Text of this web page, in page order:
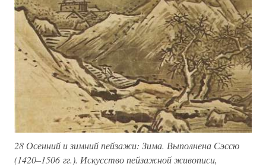
28 Осенний и зимний пейзажи: Зима. Выполнена Сэссю
(1420–1506 гг.). Искусство пейзажной живописи,